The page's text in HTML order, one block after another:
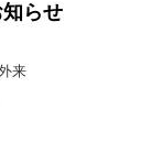
らせ
来